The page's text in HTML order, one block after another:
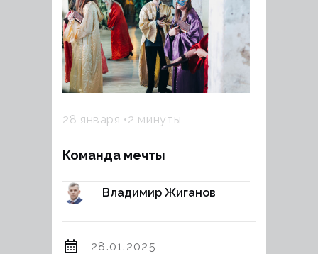
Владимир Жиганов
28.01.2025
28 января 2 минуты
Команда мечты